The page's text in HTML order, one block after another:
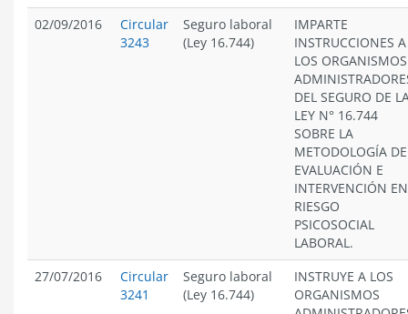
02/09/2016
Circular
3243
Seguro laboral
(Ley 16.744)
IMPARTE
INSTRUCCIONES A
LOS ORGANISMOS
DEL SEGURO DE
LEY N° 16.744
SOBRE LA
METODOLOGÍA DE
EVALUACIÓN E
INTERVENCIÓN EN
RIESGO
PSICOSOCIAL
LABORAL.
27/07/2016
Circular
3241
Seguro laboral
(Ley 16.744)
INSTRUYE A LOS
ORGANISMOS